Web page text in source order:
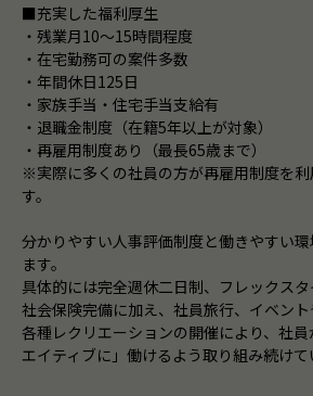
■充実した福利厚生
・残業月10～15時間程度
・在宅勤務可の案件多数
・年間休日125日
・家族手当・住宅手当支給有
・退職金制度（在籍5年以上が対象）
・再雇用制度あり（最長65歳まで）
※実際に多くの社員の方が再雇用制度を
す。
分かりやすい人事評価制度と働きやすい
ます。
具体的には完全週休二日制、フレックス
社会保険完備に加え、社員旅行、イベント
各種レクリエーションの開催により、社
エイティブに」働けるよう取り組み続けて